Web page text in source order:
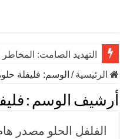
التهديد الصامت: المخاطر
الرئيسية/ الوسم: فليفلة
أرشيف الوسم :
الفلفل الحلو مصدر